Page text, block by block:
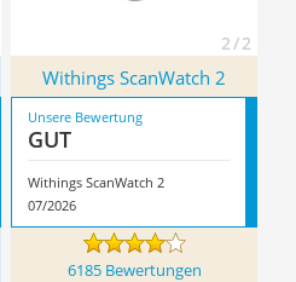
2 / 2
Withings ScanWatch 2
Unsere Bewertung
GUT
Withings ScanWatch 2
07/2026
6185 Bewertungen